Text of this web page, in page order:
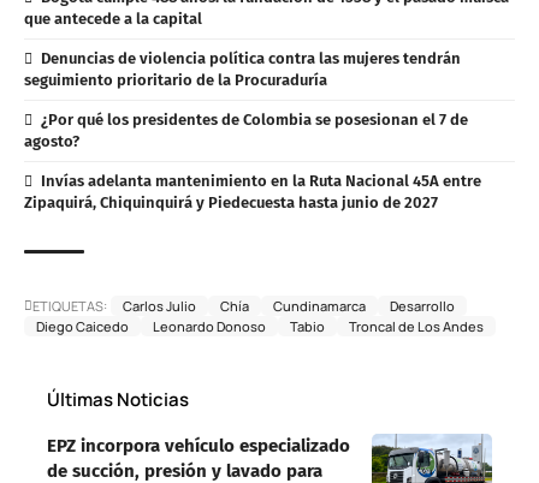
que antecede a la capital
Denuncias de violencia política contra las mujeres tendrán
seguimiento prioritario de la Procuraduría
¿Por qué los presidentes de Colombia se posesionan el 7 de
agosto?
Invías adelanta mantenimiento en la Ruta Nacional 45A entre
Zipaquirá, Chiquinquirá y Piedecuesta hasta junio de 2027
ETIQUETAS: Carlos Julio Chía Cundinamarca
Desarrollo
Diego Caicedo
Leonardo Donoso Tabio Troncal de Los Andes
Últimas Noticias
EPZ incorpora vehículo especializado
de succión, presión y lavado para